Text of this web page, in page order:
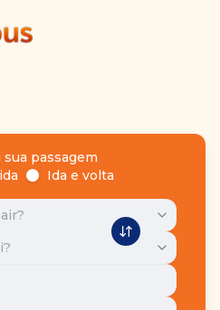
passagem
Ida e volta